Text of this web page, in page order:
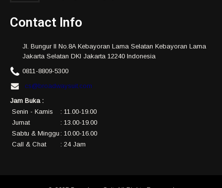
Contact Info
Jl. Bungur II No.8A Kebayoran Lama Selatan Kebayoran Lama
Jakarta Selatan DKI Jakarta 12240 Indonesia
0811-8809-5300
cs@broadwaysuit.com
Jam Buka :
Senin - Kamis
: 11.00-19.00
Jumat
: 13.00-19.00
Sabtu & Minggu : 10.00-16.00
Call & Chat
: 24 Jam